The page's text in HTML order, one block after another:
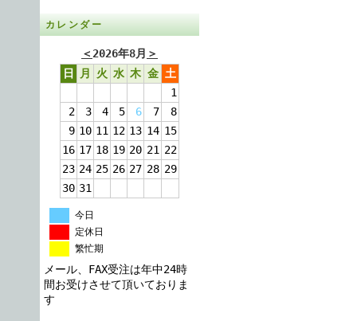
カレンダー
＜ 2026年8月 ＞
日
月 火 水 木 金 土
1
2
3 4 5 6 7
8
9 10 11 12 13 14 15
16 17 18 19 20 21 22
23 24 25 26 27 28 29
30 31
今日
定休日
繁忙期
メール、FAX受注は年中24時
間お受けさせて頂いておりま
す